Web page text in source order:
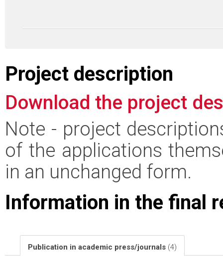
Project description
Download the project
Note - project
of the applications
in an unchanged form.
Information in the final
Publication in academic press/journals (4)